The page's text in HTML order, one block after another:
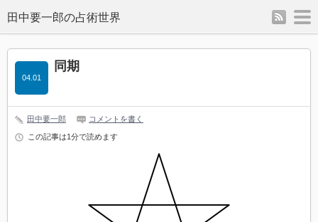
rss
同期
04.01
田中要一郎 コメントを書く
この記事は1分で読めます